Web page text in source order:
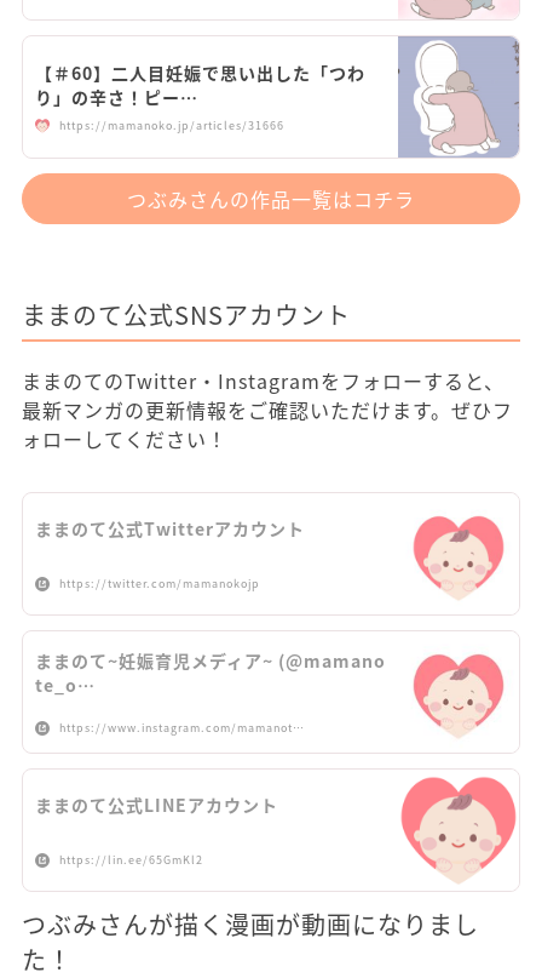
【＃60】二人目妊娠で思い出した「つわ
り」の辛さ！ピー…
https://mamanoko.jp/articles/31666
つぶみさんの作品一覧はコチラ
ままのて公式SNSアカウント
ままのてのTwitter・Instagramをフォローすると、
最新マンガの更新情報をご確認いただけます。ぜひフ
ォローしてください！
ままのて公式Twitterアカウント
https://twitter.com/mamanokojp
ままのて~妊娠育児メディア~ (@mamano
te_o…
https://www.instagram.com/mamanot…
ままのて公式LINEアカウント
https://lin.ee/65GmKl2
つぶみさんが描く漫画が動画になりまし
た！